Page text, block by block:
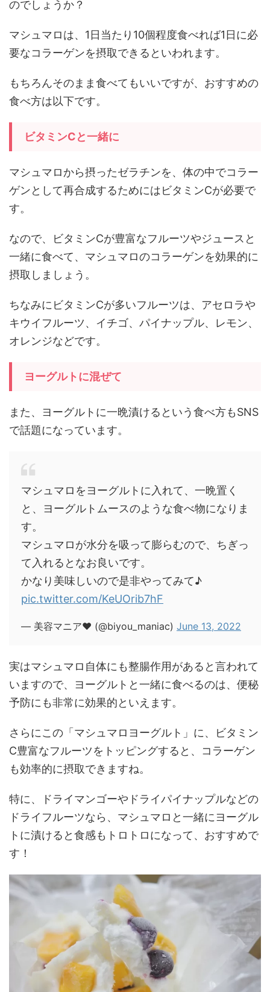
のでしょうか？
マシュマロは、1日当たり10個程度食べれば1日に必
要なコラーゲンを摂取できるといわれます。
もちろんそのまま食べてもいいですが、おすすめの
食べ方は以下です。
ビタミンCと一緒に
マシュマロから摂ったゼラチンを、体の中でコラー
ゲンとして再合成するためにはビタミンCが必要で
す。
なので、ビタミンCが豊富なフルーツやジュースと
一緒に食べて、マシュマロのコラーゲンを効果的に
摂取しましょう。
ちなみにビタミンCが多いフルーツは、アセロラや
キウイフルーツ、イチゴ、パイナップル、レモン、
オレンジなどです。
ヨーグルトに混ぜて
また、ヨーグルトに一晩漬けるという食べ方もSNS
で話題になっています。
マシュマロをヨーグルトに入れて、一晩置く
と、ヨーグルトムースのような食べ物になりま
す。
マシュマロが水分を吸って膨らむので、ちぎっ
て入れるとなお良いです。
かなり美味しいので是非やってみて♪
pic.twitter.com/KeUOrib7hF
— 美容マニア♥️ (@biyou_maniac) June 13, 2022
実はマシュマロ自体にも整腸作用があると言われて
いますので、ヨーグルトと一緒に食べるのは、便秘
予防にも非常に効果的といえます。
さらにこの「マシュマロヨーグルト」に、ビタミン
C豊富なフルーツをトッピングすると、コラーゲン
も効率的に摂取できますね。
特に、ドライマンゴーやドライパイナップルなどの
ドライフルーツなら、マシュマロと一緒にヨーグル
トに漬けると食感もトロトロになって、おすすめで
す！